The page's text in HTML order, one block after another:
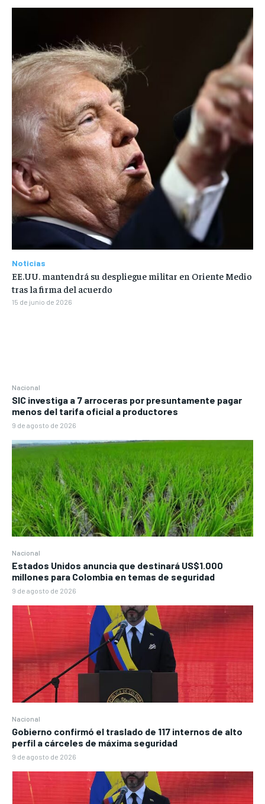
Nacional
SIC investiga a 7 arroceras por presuntamente pagar
menos del tarifa oficial a productores
9 de agosto de 2026
Nacional
Estados Unidos anuncia que destinará US$1.000
millones para Colombia en temas de seguridad
9 de agosto de 2026
Nacional
Gobierno confirmó el traslado de 117 internos de alto
perfil a cárceles de máxima seguridad
9 de agosto de 2026
Noticias
EE.UU. mantendrá su despliegue militar en Oriente Medio
tras la firma del acuerdo
15 de junio de 2026